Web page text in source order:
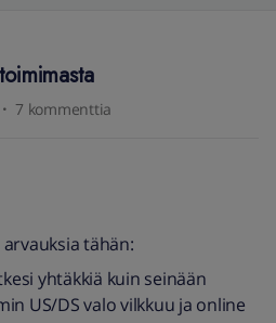
7 kommenttia
tähän:
yhtäkkiä kuin seinään
US/DS valo vilkkuu ja online